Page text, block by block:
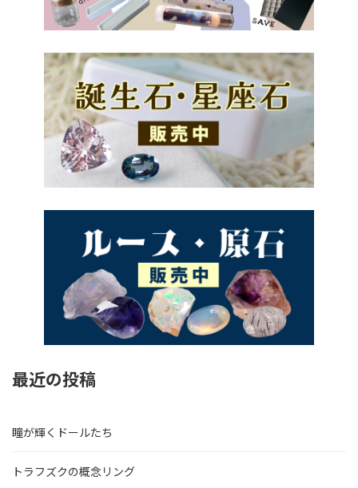
最近の投稿
瞳が輝くドールたち
トラフズクの概念リング